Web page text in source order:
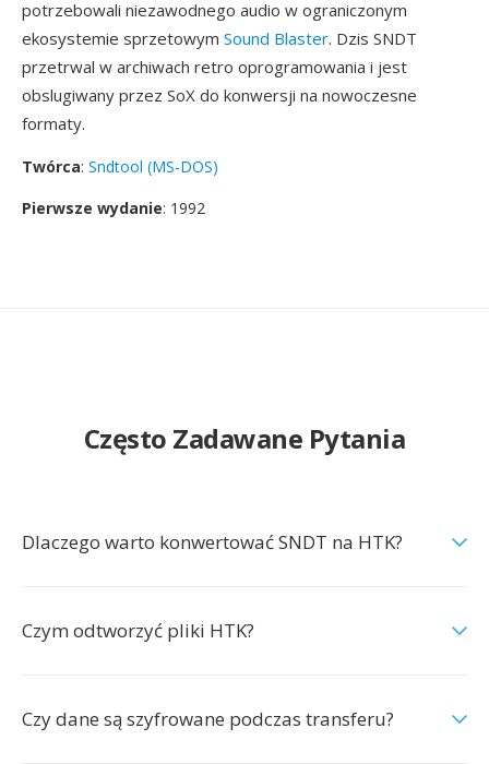
potrzebowali niezawodnego audio w ograniczonym
ekosystemie sprzetowym Sound Blaster. Dzis SNDT
przetrwal w archiwach retro oprogramowania i jest
obslugiwany przez SoX do konwersji na nowoczesne
formaty.
Twórca: Sndtool (MS-DOS)
Pierwsze wydanie: 1992
Często Zadawane Pytania
Dlaczego warto konwertować SNDT na HTK?
Czym odtworzyć pliki HTK?
Czy dane są szyfrowane podczas transferu?